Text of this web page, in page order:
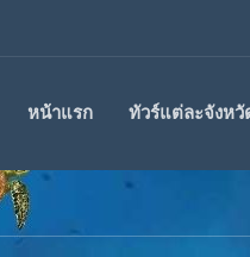
หน้าแรก ทัวร์แต่ละจังหวั